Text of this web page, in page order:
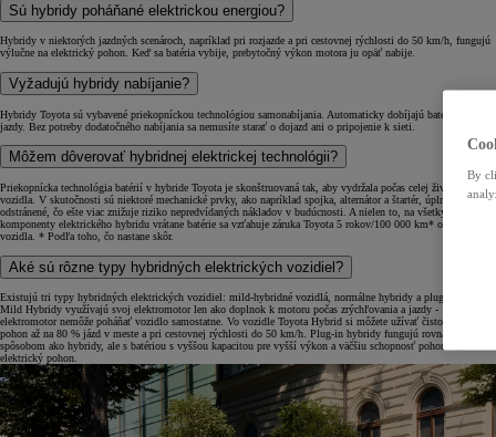
Sú hybridy poháňané elektrickou energiou?
Hybridy v niektorých jazdných scenároch, napríklad pri rozjazde a pri cestovnej rýchlosti do 50 km/h, fungujú
výlučne na elektrický pohon. Keď sa batéria vybije, prebytočný výkon motora ju opäť nabije.
Vyžadujú hybridy nabíjanie?
Hybridy Toyota sú vybavené priekopníckou technológiou samonabíjania. Automaticky dobíjajú batérie počas
jazdy. Bez potreby dodatočného nabíjania sa nemusíte starať o dojazd ani o pripojenie k sieti.
Môžem dôverovať hybridnej elektrickej technológii?
Priekopnícka technológia batérií v hybride Toyota je skonštruovaná tak, aby vydržala počas celej životnosti
vozidla. V skutočnosti sú niektoré mechanické prvky, ako napríklad spojka, alternátor a štartér, úplne
odstránené, čo ešte viac znižuje riziko nepredvídaných nákladov v budúcnosti. A nielen to, na všetky
komponenty elektrického hybridu vrátane batérie sa vzťahuje záruka Toyota 5 rokov/100 000 km* od nového
vozidla. * Podľa toho, čo nastane skôr.
Aké sú rôzne typy hybridných elektrických vozidiel?
Existujú tri typy hybridných elektrických vozidiel: mild-hybridné vozidlá, normálne hybridy a plug-in hybridy.
Mild Hybridy využívajú svoj elektromotor len ako doplnok k motoru počas zrýchľovania a jazdy -
elektromotor nemôže poháňať vozidlo samostatne. Vo vozidle Toyota Hybrid si môžete užívať čisto elektrický
pohon až na 80 % jázd v meste a pri cestovnej rýchlosti do 50 km/h. Plug-in hybridy fungujú rovnakým
spôsobom ako hybridy, ale s batériou s vyššou kapacitou pre vyšší výkon a väčšiu schopnosť pohonu na čisto
elektrický pohon.
By